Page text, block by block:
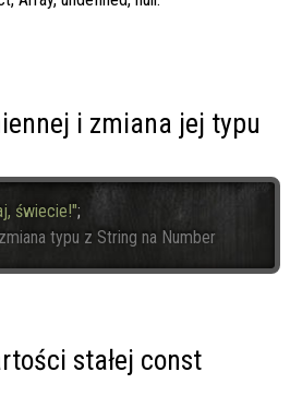
i zmiana jej typu
świecie!";
typu z String na Number
stałej const